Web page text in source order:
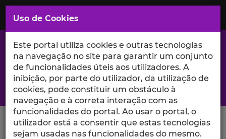
Saltar
para
Conteúdo
Principal
A excelência da investigação e ciência no Iscte
Search Button
Uso de Cookies
Este portal utiliza cookies e outras tecnologias
na navegação no site para garantir um conjunto
de funcionalidades úteis aos utilizadores. A
inibição, por parte do utilizador, da utilização de
cookies, pode constituir um obstáculo à
navegação e à correta interação com as
funcionalidades do portal. Ao usar o portal, o
utilizador está a consentir que estas tecnologias
sejam usadas nas funcionalidades do mesmo.